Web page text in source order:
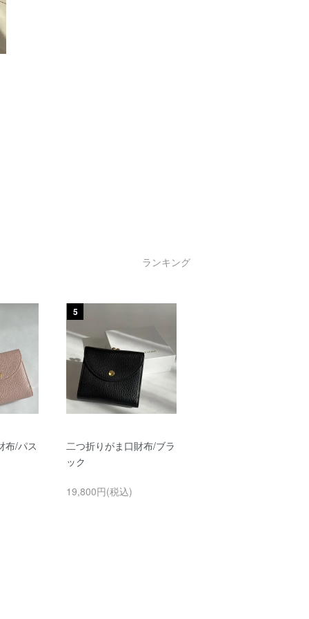
ランキング
布/パス
5
二つ折りがま口財布/ブラ
ック
19,800円(税込)